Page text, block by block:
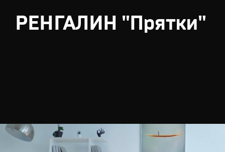
РЕНГАЛИН "Прятки"